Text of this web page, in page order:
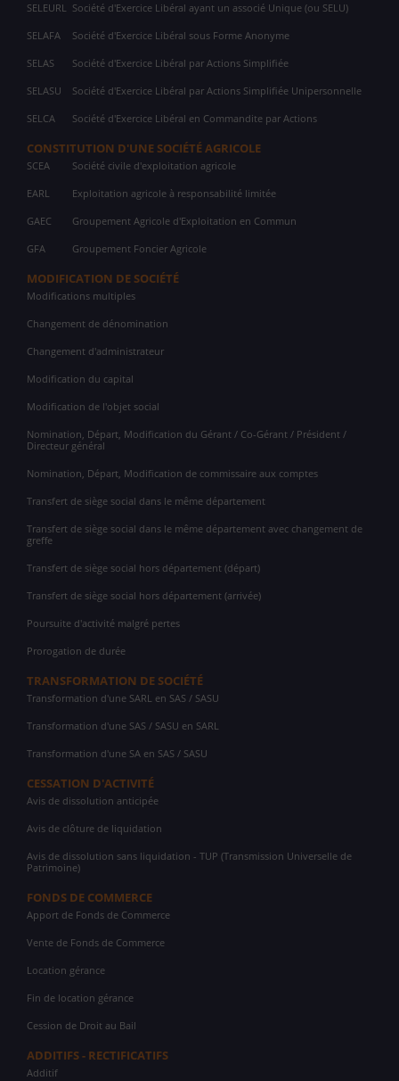
SELEURL Société d'Exercice Libéral ayant un associé Unique (ou SELU)
SELAFA Société d'Exercice Libéral sous Forme Anonyme
SELAS Société d'Exercice Libéral par Actions Simplifiée
SELASU Société d'Exercice Libéral par Actions Simplifiée Unipersonnelle
SELCA Société d'Exercice Libéral en Commandite par Actions
CONSTITUTION D'UNE SOCIÉTÉ AGRICOLE
SCEA Société civile d'exploitation agricole
EARL Exploitation agricole à responsabilité limitée
GAEC Groupement Agricole d'Exploitation en Commun
GFA Groupement Foncier Agricole
MODIFICATION DE SOCIÉTÉ
Modifications multiples
Changement de dénomination
Changement d'administrateur
Modification du capital
Modification de l'objet social
Nomination, Départ, Modification du Gérant / Co-Gérant / Président /
Directeur général
Nomination, Départ, Modification de commissaire aux comptes
Transfert de siège social dans le même département
Transfert de siège social dans le même département avec changement de
greffe
Transfert de siège social hors département (départ)
Transfert de siège social hors département (arrivée)
Poursuite d'activité malgré pertes
Prorogation de durée
TRANSFORMATION DE SOCIÉTÉ
Transformation d'une SARL en SAS / SASU
Transformation d'une SAS / SASU en SARL
Transformation d'une SA en SAS / SASU
CESSATION D'ACTIVITÉ
Avis de dissolution anticipée
Avis de clôture de liquidation
Avis de dissolution sans liquidation - TUP (Transmission Universelle de
Patrimoine)
FONDS DE COMMERCE
Apport de Fonds de Commerce
Vente de Fonds de Commerce
Location gérance
Fin de location gérance
Cession de Droit au Bail
ADDITIFS - RECTIFICATIFS
Additif